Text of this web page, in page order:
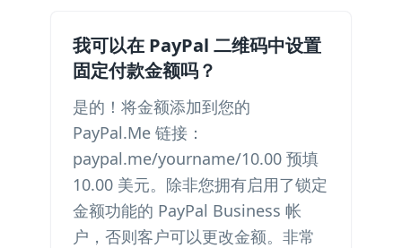
我可以在 PayPal 二维码中设置
固定付款金额吗？
是的！将金额添加到您的
PayPal.Me 链接：
paypal.me/yourname/10.00 预填
10.00 美元。除非您拥有启用了锁定
金额功能的 PayPal Business 帐
户，否则客户可以更改金额。非常